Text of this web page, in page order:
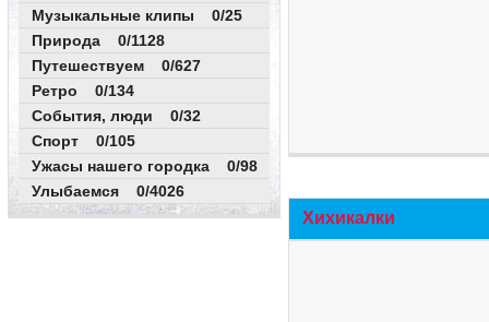
Музыкальные клипы 0/25
Природа 0/1128
Путешествуем 0/627
Ретро 0/134
События, люди 0/32
Спорт 0/105
Ужасы нашего городка 0/98
Улыбаемся 0/4026
Хихикалки